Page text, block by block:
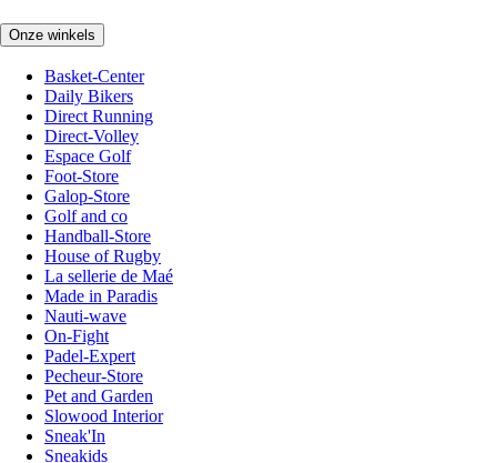
Onze winkels
Basket-Center
Daily Bikers
Direct Running
Direct-Volley
Espace Golf
Foot-Store
Galop-Store
Golf and co
Handball-Store
House of Rugby
La sellerie de Maé
Made in Paradis
Nauti-wave
On-Fight
Padel-Expert
Pecheur-Store
Pet and Garden
Slowood Interior
Sneak'In
Sneakids